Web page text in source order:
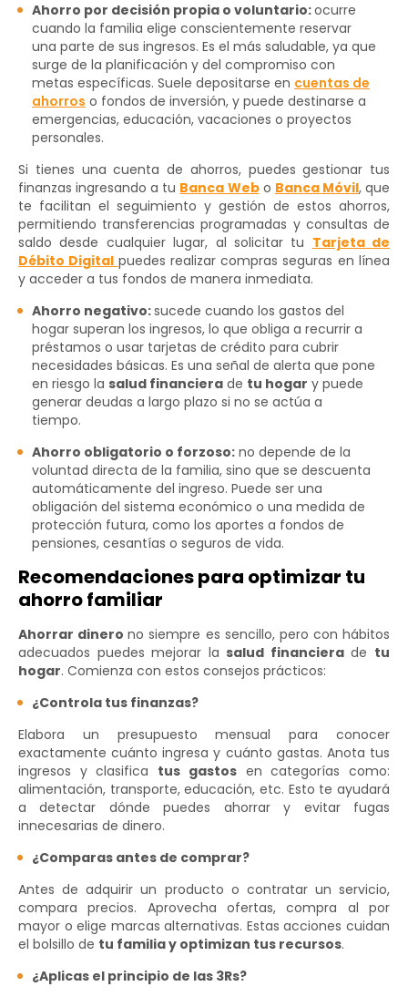
Ahorro por decisión propia o voluntario:ocurre
cuando la familia elige conscientemente reservar
una parte de sus ingresos. Es el más saludable, ya que
surge de la planificación y del compromiso con
metas específicas. Suele depositarse en cuentas de
ahorros o fondos de inversión, y puede destinarse a
emergencias, educación, vacaciones o proyectos
personales.
Si tienes una cuenta de ahorros, puedes gestionar tus
finanzas ingresando a tu Banca Webo Banca Móvil, que
te facilitan el seguimiento y gestión de estos ahorros,
permitiendo transferencias programadas y consultas de
saldo desde cualquier lugar, al solicitar tu Tarjeta de
Débito Digital puedes realizar compras seguras en línea
y acceder a tus fondos de manera inmediata.
Ahorro negativo:sucede cuando los gastos del
hogar superan los ingresos, lo que obliga a recurrir a
préstamos o usar tarjetas de crédito para cubrir
necesidades básicas. Es una señal de alerta que pone
en riesgo la salud financiera de tu hogar y puede
generar deudas a largo plazo si no se actúa a
tiempo.
Ahorro obligatorio o forzoso: no depende de la
voluntad directa de la familia, sino que se descuenta
automáticamente del ingreso. Puede ser una
obligación del sistema económico o una medida de
protección futura, como los aportes a fondos de
pensiones, cesantías o seguros de vida.
Recomendaciones para optimizar tu
ahorro familiar
Ahorrar dinerono siempre es sencillo, pero con hábitos
adecuados puedes mejorar lasalud financierade tu
hogar. Comienza con estos consejos prácticos:
¿Controla tus finanzas?
Elabora un presupuesto mensual para conocer
exactamente cuánto ingresa y cuánto gastas. Anota tus
ingresos y clasifica tus gastosen categorías como:
alimentación, transporte, educación, etc. Esto te ayudará
a detectar dónde puedes ahorrar y evitar fugas
innecesarias de dinero.
¿Comparas antes de comprar?
Antes de adquirir un producto o contratar un servicio,
compara precios. Aprovecha ofertas, compra al por
mayor o elige marcas alternativas. Estas acciones cuidan
el bolsillo de tu familia y optimizan tus recursos.
¿Aplicas el principio de las 3Rs?